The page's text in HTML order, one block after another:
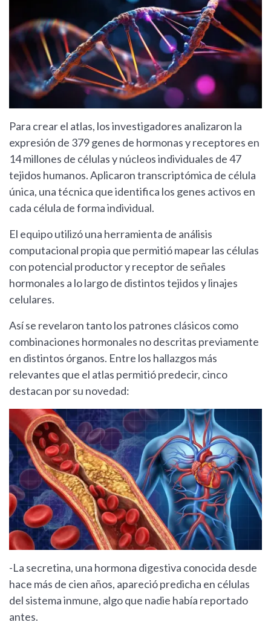
Para crear el atlas, los investigadores analizaron la
expresión de 379 genes de hormonas y receptores en
14 millones de células y núcleos individuales de 47
tejidos humanos. Aplicaron transcriptómica de célula
única, una técnica que identifica los genes activos en
cada célula de forma individual.
El equipo utilizó una herramienta de análisis
computacional propia que permitió mapear las células
con potencial productor y receptor de señales
hormonales a lo largo de distintos tejidos y linajes
celulares.
Así se revelaron tanto los patrones clásicos como
combinaciones hormonales no descritas previamente
en distintos órganos. Entre los hallazgos más
relevantes que el atlas permitió predecir, cinco
destacan por su novedad:
-La secretina, una hormona digestiva conocida desde
hace más de cien años, apareció predicha en células
del sistema inmune, algo que nadie había reportado
antes.